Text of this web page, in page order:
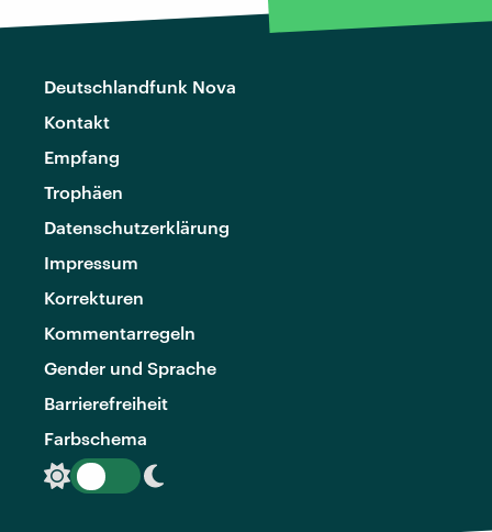
Deutschlandfunk Nova
Kontakt
Empfang
Trophäen
Datenschutzerklärung
Impressum
Korrekturen
Kommentarregeln
Gender und Sprache
Barrierefreiheit
Farbschema